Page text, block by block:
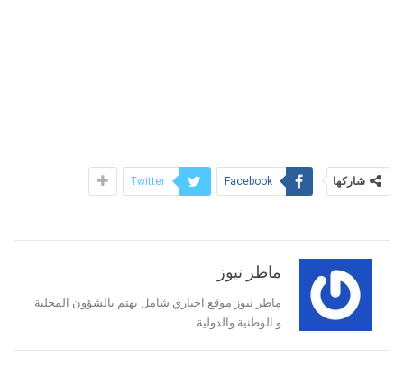
شاركها Facebook
Twitter
ماطر نيوز
ماطر نيوز موقع اخباري شامل يهتم بالشؤون المحلية
و الوطنية والدولية